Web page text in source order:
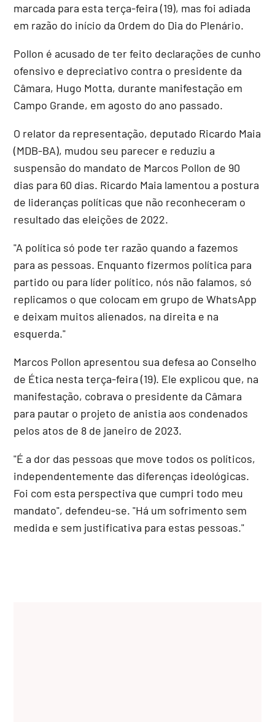
marcada para esta terça-feira (19), mas foi adiada
em razão do início da Ordem do Dia do Plenário.
Pollon é acusado de ter feito declarações de cunho
ofensivo e depreciativo contra o presidente da
Câmara, Hugo Motta, durante manifestação em
Campo Grande, em agosto do ano passado.
O relator da representação, deputado Ricardo Maia
(MDB-BA), mudou seu parecer e reduziu a
suspensão do mandato de Marcos Pollon de 90
dias para 60 dias. Ricardo Maia lamentou a postura
de lideranças políticas que não reconheceram o
resultado das eleições de 2022.
"A política só pode ter razão quando a fazemos
para as pessoas. Enquanto fizermos política para
partido ou para líder político, nós não falamos, só
replicamos o que colocam em grupo de WhatsApp
e deixam muitos alienados, na direita e na
esquerda."
Marcos Pollon apresentou sua defesa ao Conselho
de Ética nesta terça-feira (19). Ele explicou que, na
manifestação, cobrava o presidente da Câmara
para pautar o projeto de anistia aos condenados
pelos atos de 8 de janeiro de 2023.
"É a dor das pessoas que move todos os políticos,
independentemente das diferenças ideológicas.
Foi com esta perspectiva que cumpri todo meu
mandato", defendeu-se. "Há um sofrimento sem
medida e sem justificativa para estas pessoas."